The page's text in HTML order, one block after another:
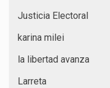
Justicia Electoral
karina milei
la libertad avanza
Larreta